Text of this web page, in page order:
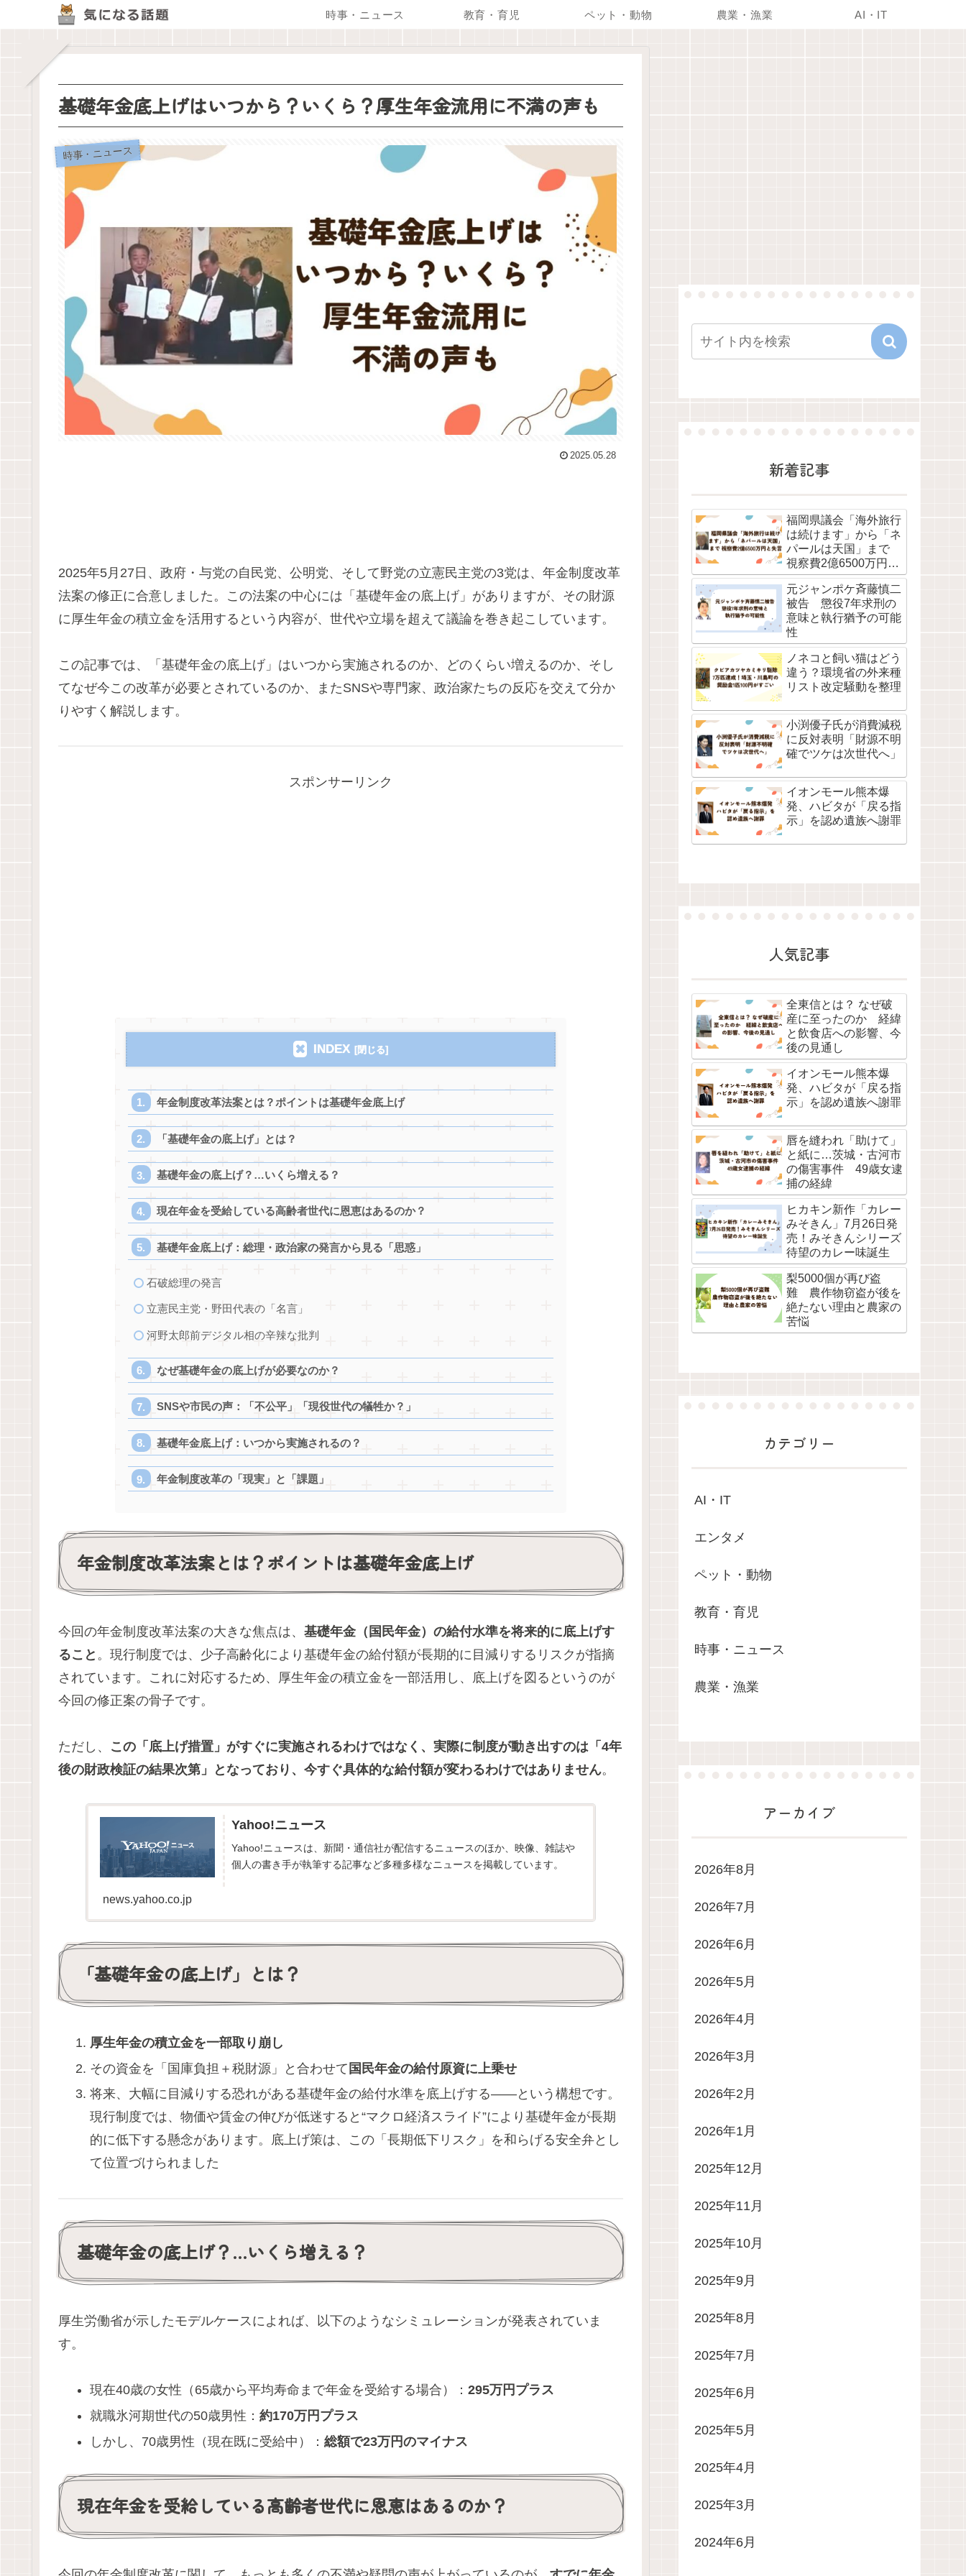
時事・ニュース 教育・育児 ペット・動物 農業・漁業 AI・IT
基礎年金底上げはいつから？いくら？厚生年金流用に不満の声も
時事・ニュース
2025.05.28
2025年5月27日、政府・与党の自民党、公明党、そして野党の立憲民主党の3党は、年金制度改革
法案の修正に合意しました。この法案の中心には「基礎年金の底上げ」がありますが、その財源
に厚生年金の積立金を活用するという内容が、世代や立場を超えて議論を巻き起こしています。
この記事では、「基礎年金の底上げ」はいつから実施されるのか、どのくらい増えるのか、そし
てなぜ今この改革が必要とされているのか、またSNSや専門家、政治家たちの反応を交えて分か
りやすく解説します。
スポンサーリンク
INDEX
年金制度改革法案とは？ポイントは基礎年金底上げ
「基礎年金の底上げ」とは？
基礎年金の底上げ？…いくら増える？
現在年金を受給している高齢者世代に恩恵はあるのか？
基礎年金底上げ：総理・政治家の発言から見る「思惑」
石破総理の発言
立憲民主党・野田代表の「名言」
河野太郎前デジタル相の辛辣な批判
なぜ基礎年金の底上げが必要なのか？
SNSや市民の声：「不公平」「現役世代の犠牲か？」
基礎年金底上げ：いつから実施されるの？
年金制度改革の「現実」と「課題」
年金制度改革法案とは？ポイントは基礎年金底上げ
今回の年金制度改革法案の大きな焦点は、 基礎年金（国民年金）の給付水準を将来的に底上げす
ること 。現行制度では、少子高齢化により基礎年金の給付額が長期的に目減りするリスクが指摘
されています。これに対応するため、厚生年金の積立金を一部活用し、底上げを図るというのが
今回の修正案の骨子です。
ただし、 この「底上げ措置」がすぐに実施されるわけではなく、実際に制度が動き出すのは「4年
後の財政検証の結果次第」となっており、今すぐ具体的な給付額が変わるわけではありません。
Yahoo!ニュース
Yahoo!ニュースは、新聞・通信社が配信するニュースのほか、映像、雑誌や
個人の書き手が執筆する記事など多種多様なニュースを掲載しています。
news.yahoo.co.jp
「基礎年金の底上げ」とは？
厚生年金の積立金を一部取り崩し
その資金を「国庫負担＋税財源」と合わせて 国民年金の給付原資に上乗せ
将来、大幅に目減りする恐れがある基礎年金の給付水準を底上げする――という構想です。
現行制度では、物価や賃金の伸びが低迷すると“マクロ経済スライド”により基礎年金が長期
的に低下する懸念があります。底上げ策は、この「長期低下リスク」を和らげる安全弁とし
て位置づけられました
基礎年金の底上げ？…いくら増える？
厚生労働省が示したモデルケースによれば、以下のようなシミュレーションが発表されていま
す。
現在40歳の女性（65歳から平均寿命まで年金を受給する場合）： 295万円プラス
就職氷河期世代の50歳男性： 約170万円プラス
しかし、70歳男性（現在既に受給中）： 総額で23万円のマイナス
現在年金を受給している高齢者世代に恩恵はあるのか？
新着記事
福岡県議会「海外旅行
は続けます」から「ネ
パールは天国」まで
視察費2億6500万円と
失言
元ジャンポケ斉藤慎二
被告 懲役7年求刑の
意味と執行猶予の可能
性
ノネコと飼い猫はどう
違う？環境省の外来種
リスト改定騒動を整理
小渕優子氏が消費減税
に反対表明「財源不明
確でツケは次世代へ」
イオンモール熊本爆
発、ハビタが「戻る指
示」を認め遺族へ謝罪
人気記事
全東信とは？ なぜ破
産に至ったのか 経緯
と飲食店への影響、今
後の見通し
イオンモール熊本爆
発、ハビタが「戻る指
示」を認め遺族へ謝罪
唇を縫われ「助けて」
と紙に…茨城・古河市
の傷害事件 49歳女逮
捕の経緯
ヒカキン新作「カレー
みそきん」7月26日発
売！みそきんシリーズ
待望のカレー味誕生
梨5000個が再び盗
難 農作物窃盗が後を
絶たない理由と農家の
苦悩
カテゴリー
AI・IT
エンタメ
ペット・動物
教育・育児
時事・ニュース
農業・漁業
アーカイブ
2026年8月
2026年7月
2026年6月
2026年5月
2026年4月
2026年3月
2026年2月
2026年1月
2025年12月
2025年11月
2025年10月
2025年9月
2025年8月
2025年7月
2025年6月
2025年5月
2025年4月
2025年3月
2024年6月